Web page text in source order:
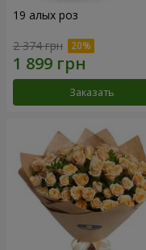
19 алых роз
2 374 грн
Заказать